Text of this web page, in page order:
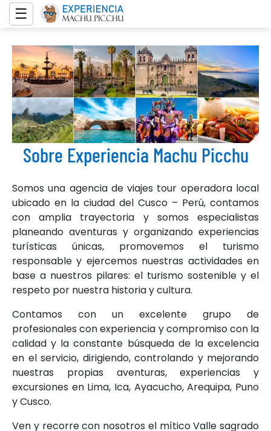
☰
X
HOME
MACHU PICCHU TOURS
WHAT’S INCLUDED ON THE TOUR
TESTIMONIALS
call
+51
84
214
034
mail INFO@EXPERIENCIAMACHUPICCHU.COM
WHATSAPP
Sobre Experiencia Machu Picchu
Somos una agencia de viajes tour operadora local
ubicado en la ciudad del Cusco – Perú, contamos
con amplia trayectoria y somos especialistas
planeando aventuras y organizando experiencias
turísticas únicas, promovemos el turismo
responsable y ejercemos nuestras actividades en
base a nuestros pilares: el turismo sostenible y el
respeto por nuestra historia y cultura.
Contamos con un excelente grupo de
profesionales con experiencia y compromiso con la
calidad y la constante búsqueda de la excelencia
en el servicio, dirigiendo, controlando y mejorando
nuestras propias aventuras, experiencias y
excursiones en Lima, Ica, Ayacucho, Arequipa, Puno
y Cusco.
Ven y recorre con nosotros el mítico Valle sagrado